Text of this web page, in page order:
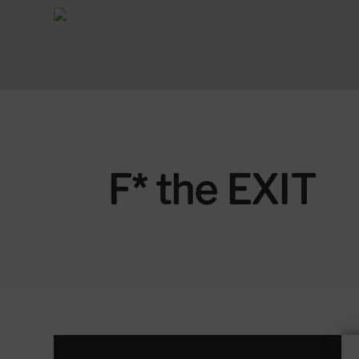
F* the EXIT